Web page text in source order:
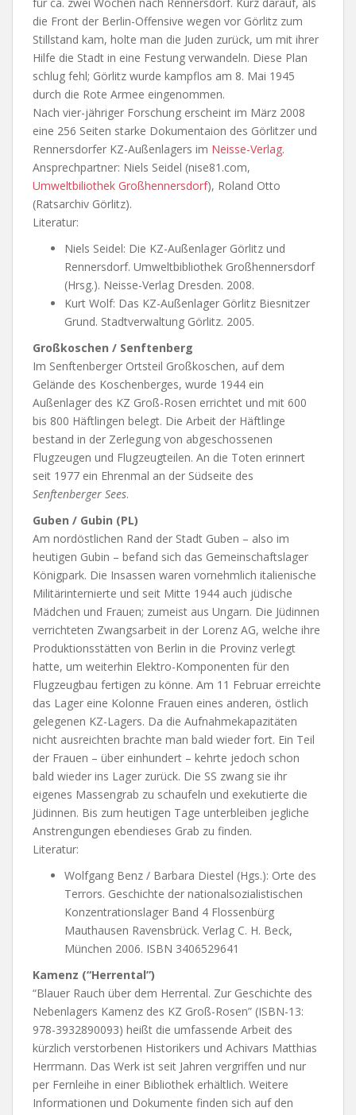
die Front der Berlin-Offensive wegen vor Görlitz zum
Stillstand kam, holte man die Juden zurück, um mit ihrer
Hilfe die Stadt in eine Festung verwandeln. Diese Plan
schlug fehl; Görlitz wurde kampflos am 8. Mai 1945
durch die Rote Armee eingenommen.
Nach vier-jähriger Forschung erscheint im März 2008
eine 256 Seiten starke Dokumentaion des Görlitzer und
Rennersdorfer KZ-Außenlagers im Neisse-Verlag.
Ansprechpartner: Niels Seidel (nise81.com,
Umweltbiliothek Großhennersdorf), Roland Otto
(Ratsarchiv Görlitz).
Literatur:
Niels Seidel: Die KZ-Außenlager Görlitz und
Rennersdorf. Umweltbibliothek Großhennersdorf
(Hrsg.). Neisse-Verlag Dresden. 2008.
Kurt Wolf: Das KZ-Außenlager Görlitz Biesnitzer
Grund. Stadtverwaltung Görlitz. 2005.
Großkoschen / Senftenberg
Im Senftenberger Ortsteil Großkoschen, auf dem
Gelände des Koschenberges, wurde 1944 ein
Außenlager des KZ Groß-Rosen errichtet und mit 600
bis 800 Häftlingen belegt. Die Arbeit der Häftlinge
bestand in der Zerlegung von abgeschossenen
Flugzeugen und Flugzeugteilen. An die Toten erinnert
seit 1977 ein Ehrenmal an der Südseite des
Senftenberger Sees.
Guben / Gubin (PL)
Am nordöstlichen Rand der Stadt Guben – also im
heutigen Gubin – befand sich das Gemeinschaftslager
Königpark. Die Insassen waren vornehmlich italienische
Militärinternierte und seit Mitte 1944 auch jüdische
Mädchen und Frauen; zumeist aus Ungarn. Die Jüdinnen
verrichteten Zwangsarbeit in der Lorenz AG, welche ihre
Produktionsstätten von Berlin in die Provinz verlegt
hatte, um weiterhin Elektro-Komponenten für den
Flugzeugbau fertigen zu könne. Am 11 Februar erreichte
das Lager eine Kolonne Frauen eines anderen, östlich
gelegenen KZ-Lagers. Da die Aufnahmekapazitäten
nicht ausreichten brachte man bald wieder fort. Ein Teil
der Frauen – über einhundert – kehrte jedoch schon
bald wieder ins Lager zurück. Die SS zwang sie ihr
eigenes Massengrab zu schaufeln und exekutierte die
Jüdinnen. Bis zum heutigen Tage unterbleiben jegliche
Anstrengungen ebendieses Grab zu finden.
Literatur:
Wolfgang Benz / Barbara Diestel (Hgs.): Orte des
Terrors. Geschichte der nationalsozialistischen
Konzentrationslager Band 4 Flossenbürg
Mauthausen Ravensbrück. Verlag C. H. Beck,
München 2006. ISBN 3406529641
Kamenz (“Herrental”)
“Blauer Rauch über dem Herrental. Zur Geschichte des
Nebenlagers Kamenz des KZ Groß-Rosen” (ISBN-13:
978-3932890093) heißt die umfassende Arbeit des
kürzlich verstorbenen Historikers und Achivars Matthias
Herrmann. Das Werk ist seit Jahren vergriffen und nur
per Fernleihe in einer Bibliothek erhältlich. Weitere
Informationen und Dokumente finden sich auf den